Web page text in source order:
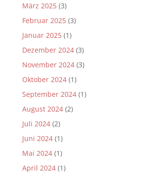
März 2025(3)
Februar 2025(3)
Januar 2025(1)
Dezember 2024(3)
November 2024(3)
Oktober 2024(1)
September 2024(1)
August 2024(2)
Juli 2024(2)
Juni 2024(1)
Mai 2024(1)
April 2024(1)